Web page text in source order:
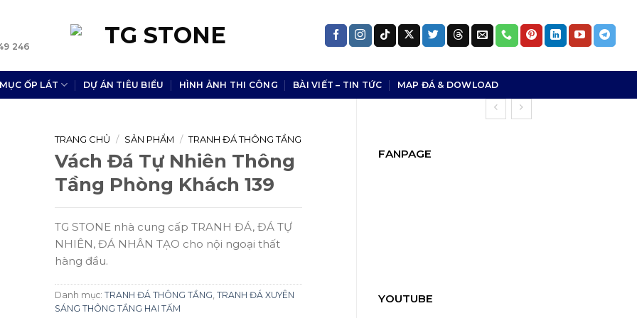
246
ỐP LÁT DỰ ÁN TIÊU BIỂU HÌNH ẢNH THI CÔNG BÀI VIẾT – TIN TỨC MAP ĐÁ & DOWLOAD
FANPAGE
YOUTUBE
TRANG CHỦ / SẢN PHẨM / TRANH ĐÁ THÔNG TẦNG
Vách Đá Tự Nhiên Thông
Tầng Phòng Khách 139
TG STONE nhà cung cấp TRANH ĐÁ, ĐÁ TỰ
NHIÊN, ĐÁ NHÂN TẠO cho nội ngoại thất
hàng đầu.
Danh mục:TRANH ĐÁ THÔNG TẦNG ,TRANH ĐÁ XUYÊN
SÁNG THÔNG TẦNG HAI TẤM